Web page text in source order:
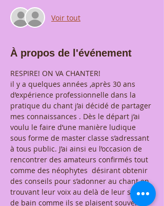
Voir tout
À propos de l'événement
RESPIRE! ON VA CHANTER!
il y a quelques années ,après 30 ans
d’expérience professionnelle dans la
pratique du chant j’ai décidé de partager
mes connaissances . Dès le départ j’ai
voulu le faire d’une manière ludique
sous forme de master classe s’adressant
à tous public. J’ai ainsi eu l’occasion de
rencontrer des amateurs confirmés tout
comme des néophytes  désirant obtenir
des conseils pour s’adonner au chant en
trouvant leur voix au delà de leur salle
de bain comme ils se plaisent souvent à